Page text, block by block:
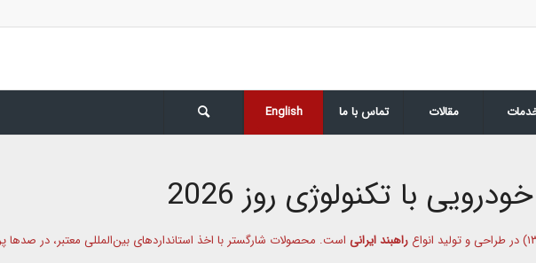
مقالات تماس با ما English
با تکنولوژی روز 2026
راهبند ایرانی است. محصولات شارگستر با اخذ استانداردهای بین‌المللی معتبر، در صدها